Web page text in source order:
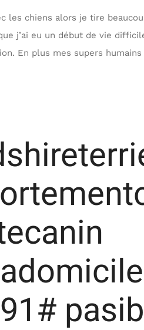
les chiens alors je tire
j’ai eu un début de vie
En plus mes supers